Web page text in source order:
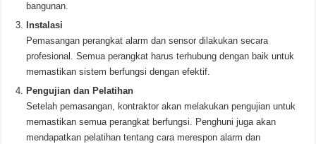
bangunan.
Instalasi
Pemasangan perangkat alarm dan sensor dilakukan secara
profesional. Semua perangkat harus terhubung dengan baik untuk
memastikan sistem berfungsi dengan efektif.
Pengujian dan Pelatihan
Setelah pemasangan, kontraktor akan melakukan pengujian untuk
memastikan semua perangkat berfungsi. Penghuni juga akan
mendapatkan pelatihan tentang cara merespon alarm dan